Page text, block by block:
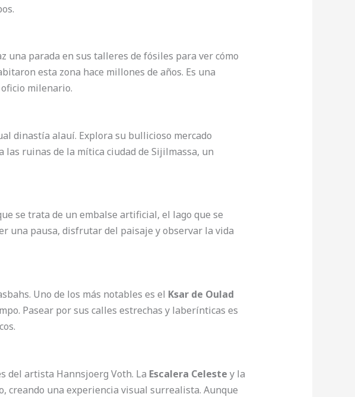
una parada en sus talleres de fósiles para ver cómo
esta zona hace millones de años. Es una
milenario.
dinastía alauí. Explora su bullicioso mercado
ruinas de la mítica ciudad de Sijilmassa, un
se trata de un embalse artificial, el lago que se
una pausa, disfrutar del paisaje y observar la vida
Uno de los más notables es el Ksar de Oulad
Pasear por sus calles estrechas y laberínticas es
del artista Hannsjoerg Voth. La Escalera Celeste y la
creando una experiencia visual surrealista. Aunque